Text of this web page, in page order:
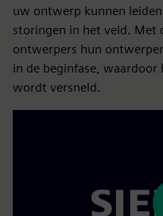
uw ontwerp kunnen
storingen in het veld. Met
ontwerpers hun
in de beginfase,
wordt versneld.